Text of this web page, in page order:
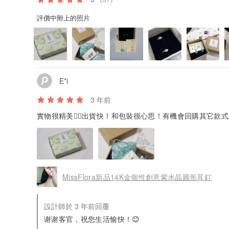
評價中附上的照片
E*i
3 年前
實物很精美👍🏻出貨快！和包裝很心思！有機會回購其它款
MissFlora新品14K金個性創意紫水晶圓形耳釘
設計師於 3 年前回覆
谢谢客官，祝您生活愉快！😊